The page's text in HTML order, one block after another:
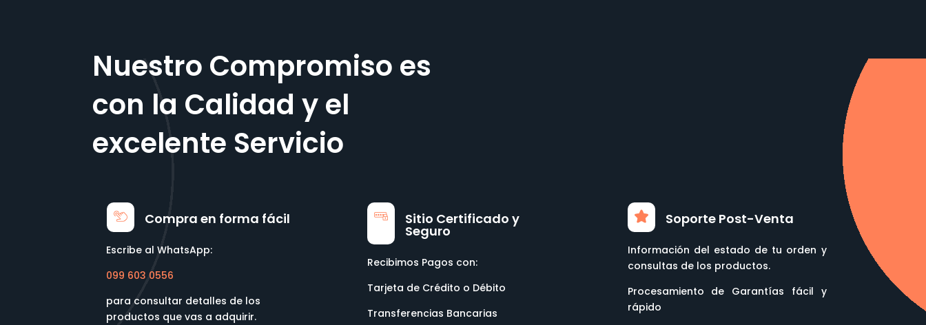
Nuestro Compromiso es
con la Calidad y el
excelente Servicio
Compra en forma fácil
Escribe al WhatsApp:
099 603 0556
para consultar detalles de los
productos que vas a adquirir.
Sitio Certificado y
Seguro
Recibimos Pagos con:
Tarjeta de Crédito o Débito
Transferencias Bancarias
Soporte Post-Venta
Información del estado de tu orden y
consultas de los productos.
Procesamiento de Garantías fácil y
rápido